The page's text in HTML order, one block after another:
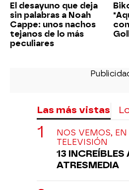
El desayuno que deja
sin palabras a Noah
Cappe: unos nachos
tejanos de lo más
peculiares
Las más vistas
NOS VEMOS, EN
TELEVISIÓN
13 INCREÍBLES
ATRESMEDIA